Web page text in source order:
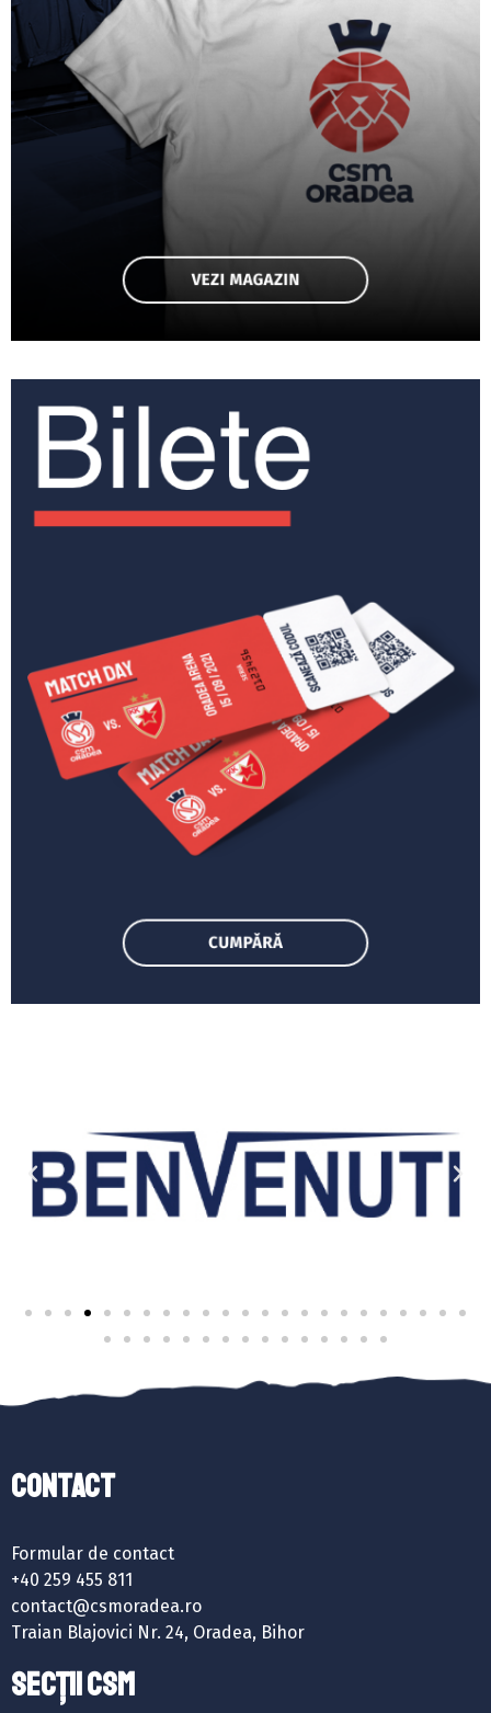
Contact
Formular de contact
+40 259 455 811
contact@csmoradea.ro
Traian Blajovici Nr. 24, Oradea, Bihor
SECȚII CSM